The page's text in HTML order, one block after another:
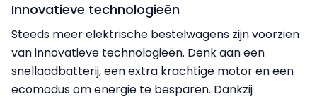
Innovatieve technologieën
Steeds meer elektrische bestelwagens zijn voorzien
van innovatieve technologieën. Denk aan een
snellaadbatterij, een extra krachtige motor en een
ecomodus om energie te besparen. Dankzij